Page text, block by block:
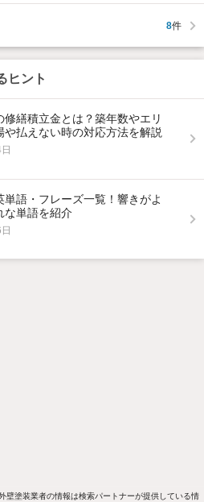
8件
ヒント
修繕積立金とは？築年数やエリ
や払えない時の対応方法を解説
単語・フレーズ一覧！響きがよ
な単語を紹介
壁塗装業者の情報は検索パートナーが提供している情